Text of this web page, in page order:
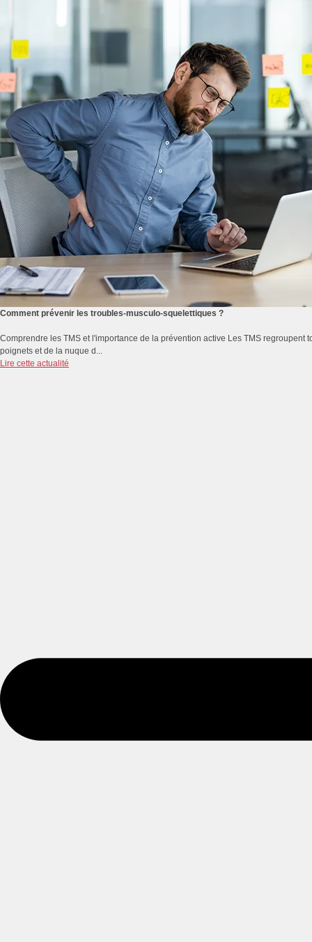
Comment prévenir les troubles-musculo-squelettiques ?
Comprendre les TMS et l'importance de la prévention active Les TMS
poignets et de la nuque d...
Lire cette actualité